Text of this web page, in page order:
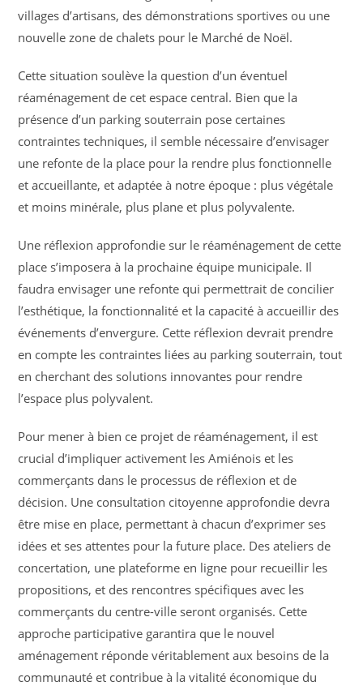
villages d’artisans, des démonstrations sportives ou une
nouvelle zone de chalets pour le Marché de Noël.
Cette situation soulève la question d’un éventuel
réaménagement de cet espace central. Bien que la
présence d’un parking souterrain pose certaines
contraintes techniques, il semble nécessaire d’envisager
une refonte de la place pour la rendre plus fonctionnelle
et accueillante, et adaptée à notre époque : plus végétale
et moins minérale, plus plane et plus polyvalente.
Une réflexion approfondie sur le réaménagement de cette
place s’imposera à la prochaine équipe municipale. Il
faudra envisager une refonte qui permettrait de concilier
l’esthétique, la fonctionnalité et la capacité à accueillir des
événements d’envergure. Cette réflexion devrait prendre
en compte les contraintes liées au parking souterrain, tout
en cherchant des solutions innovantes pour rendre
l’espace plus polyvalent.
Pour mener à bien ce projet de réaménagement, il est
crucial d’impliquer activement les Amiénois et les
commerçants dans le processus de réflexion et de
décision. Une consultation citoyenne approfondie devra
être mise en place, permettant à chacun d’exprimer ses
idées et ses attentes pour la future place. Des ateliers de
concertation, une plateforme en ligne pour recueillir les
propositions, et des rencontres spécifiques avec les
commerçants du centre-ville seront organisés. Cette
approche participative garantira que le nouvel
aménagement réponde véritablement aux besoins de la
communauté et contribue à la vitalité économique du